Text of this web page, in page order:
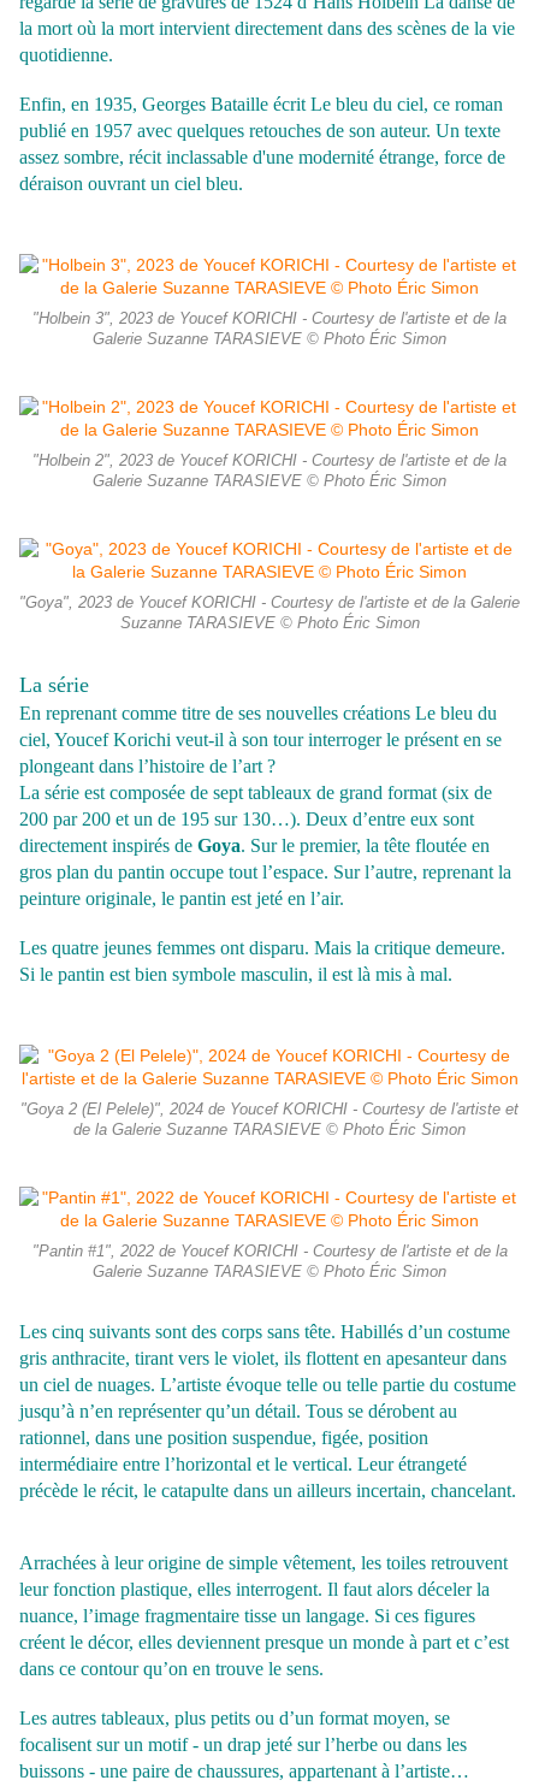
la mort où la mort intervient directement dans des scènes de la vie
quotidienne.
Enfin, en 1935, Georges Bataille écrit Le bleu du ciel, ce roman
publié en 1957 avec quelques retouches de son auteur. Un texte
assez sombre, récit inclassable d'une modernité étrange, force de
déraison ouvrant un ciel bleu.
"Holbein 3", 2023 de Youcef KORICHI - Courtesy de l'artiste et de la
Galerie Suzanne TARASIEVE © Photo Éric Simon
"Holbein 2", 2023 de Youcef KORICHI - Courtesy de l'artiste et de la
Galerie Suzanne TARASIEVE © Photo Éric Simon
"Goya", 2023 de Youcef KORICHI - Courtesy de l'artiste et de la Galerie
Suzanne TARASIEVE © Photo Éric Simon
La série
En reprenant comme titre de ses nouvelles créations Le bleu du
ciel, Youcef Korichi veut-il à son tour interroger le présent en se
plongeant dans l’histoire de l’art ?
La série est composée de sept tableaux de grand format (six de
200 par 200 et un de 195 sur 130…). Deux d’entre eux sont
directement inspirés de Goya. Sur le premier, la tête floutée en
gros plan du pantin occupe tout l’espace. Sur l’autre, reprenant la
peinture originale, le pantin est jeté en l’air.
Les quatre jeunes femmes ont disparu. Mais la critique demeure.
Si le pantin est bien symbole masculin, il est là mis à mal.
"Goya 2 (El Pelele)", 2024 de Youcef KORICHI - Courtesy de l'artiste et
de la Galerie Suzanne TARASIEVE © Photo Éric Simon
"Pantin #1", 2022 de Youcef KORICHI - Courtesy de l'artiste et de la
Galerie Suzanne TARASIEVE © Photo Éric Simon
Les cinq suivants sont des corps sans tête. Habillés d’un costume
gris anthracite, tirant vers le violet, ils flottent en apesanteur dans
un ciel de nuages. L’artiste évoque telle ou telle partie du costume
jusqu’à n’en représenter qu’un détail. Tous se dérobent au
rationnel, dans une position suspendue, figée, position
intermédiaire entre l’horizontal et le vertical. Leur étrangeté
précède le récit, le catapulte dans un ailleurs incertain, chancelant.
Arrachées à leur origine de simple vêtement, les toiles retrouvent
leur fonction plastique, elles interrogent. Il faut alors déceler la
nuance, l’image fragmentaire tisse un langage. Si ces figures
créent le décor, elles deviennent presque un monde à part et c’est
dans ce contour qu’on en trouve le sens.
Les autres tableaux, plus petits ou d’un format moyen, se
focalisent sur un motif - un drap jeté sur l’herbe ou dans les
buissons - une paire de chaussures, appartenant à l’artiste…